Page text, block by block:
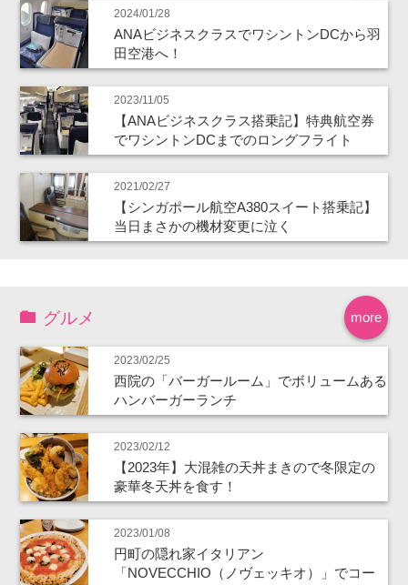
2024/01/28
ANAビジネスクラスでワシントンDCから羽
田空港へ！
2023/11/05
【ANAビジネスクラス搭乗記】特典航空券
でワシントンDCまでのロングフライト
2021/02/27
【シンガポール航空A380スイート搭乗記】
当日まさかの機材変更に泣く
more
グルメ
2023/02/25
西院の「バーガールーム」でボリュームある
ハンバーガーランチ
2023/02/12
【2023年】大混雑の天丼まきので冬限定の
豪華冬天丼を食す！
2023/01/08
円町の隠れ家イタリアン
「NOVECCHIO（ノヴェッキオ）」でコー